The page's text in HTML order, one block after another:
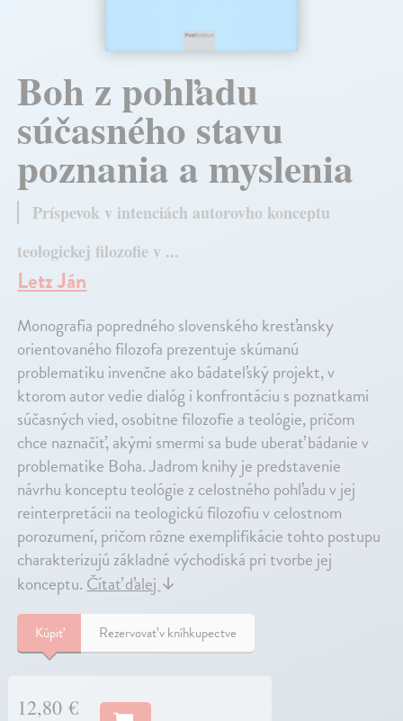
Boh z pohľadu
súčasného stavu
poznania a myslenia
Príspevok v intenciách autorovho konceptu
teologickej filozofie v ...
Letz Ján
Monografia popredného slovenského kresťansky
orientovaného filozofa prezentuje skúmanú
problematiku invenčne ako bádateľský projekt, v
ktorom autor vedie dialóg i konfrontáciu s poznatkami
súčasných vied, osobitne filozofie a teológie, pričom
chce naznačiť, akými smermi sa bude uberať bádanie v
problematike Boha. Jadrom knihy je predstavenie
návrhu konceptu teológie z celostného pohľadu v jej
reinterpretácii na teologickú filozofiu v celostnom
porozumení, pričom rôzne exemplifikácie tohto postupu
charakterizujú základné východiská pri tvorbe jej
konceptu.Čítať ďalej↓
Kúpiť Rezervovať v kníhkupectve
12,80 €